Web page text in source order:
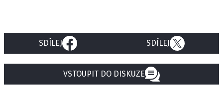
SDÍLEJ SDÍLEJ
VSTOUPIT DO DISKUZE